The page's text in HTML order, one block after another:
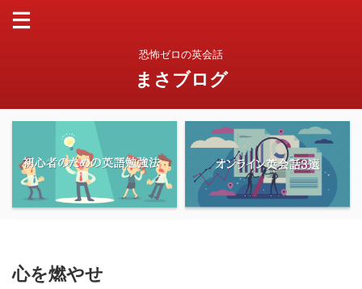
恐怖ゼロの英会話
まさブログ
心を燃やせ